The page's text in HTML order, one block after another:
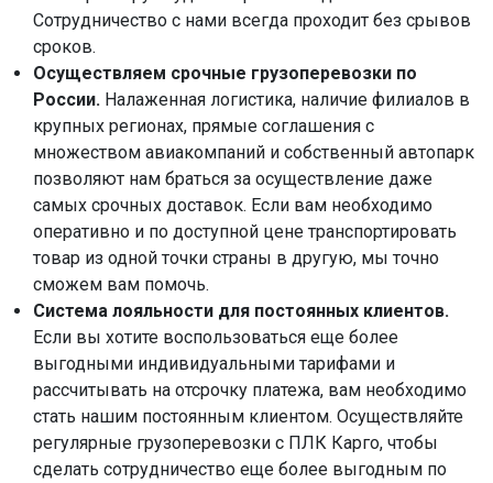
Сотрудничество с нами всегда проходит без срывов
сроков.
Осуществляем срочные грузоперевозки по
России. Налаженная логистика, наличие филиалов в
крупных регионах, прямые соглашения с
множеством авиакомпаний и собственный автопарк
позволяют нам браться за осуществление даже
самых срочных доставок. Если вам необходимо
оперативно и по доступной цене транспортировать
товар из одной точки страны в другую, мы точно
сможем вам помочь.
Система лояльности для постоянных клиентов.
Если вы хотите воспользоваться еще более
выгодными индивидуальными тарифами и
рассчитывать на отсрочку платежа, вам необходимо
стать нашим постоянным клиентом. Осуществляйте
регулярные грузоперевозки с ПЛК Карго, чтобы
сделать сотрудничество еще более выгодным по